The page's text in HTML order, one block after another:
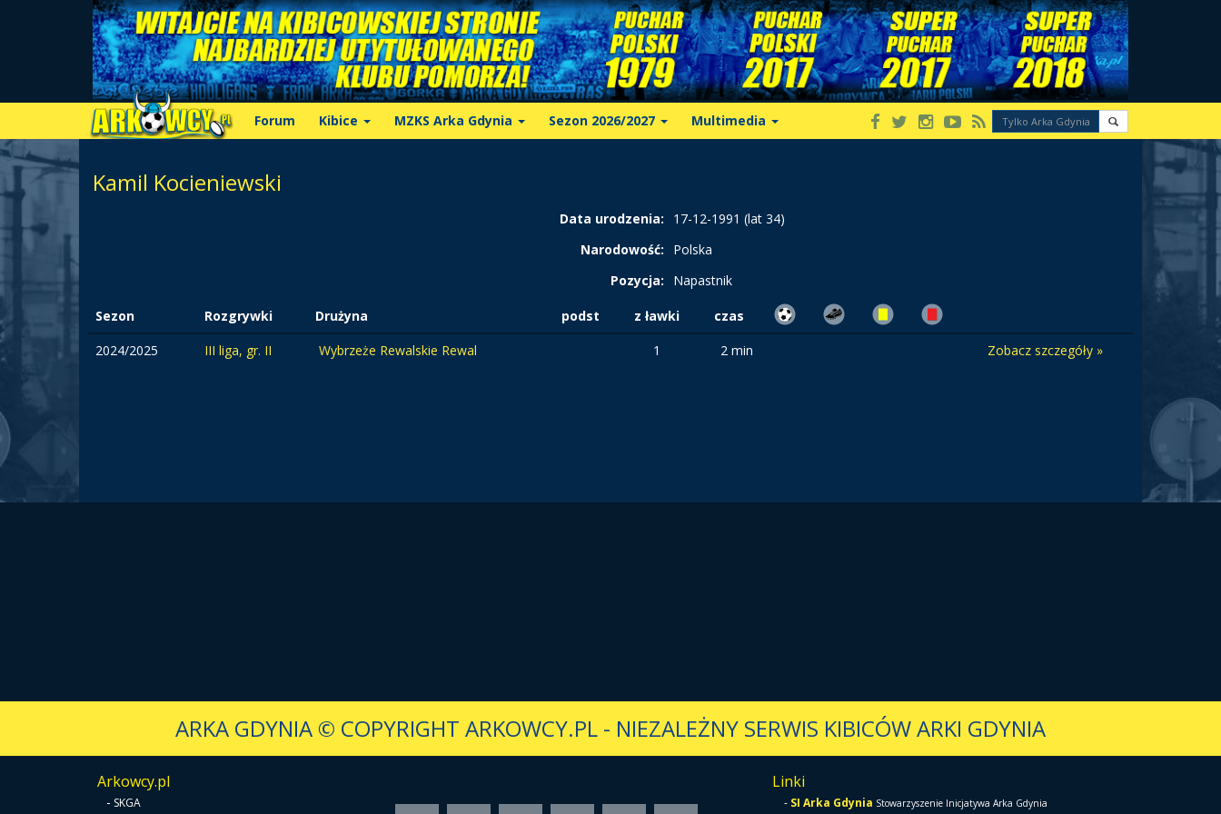
Forum Kibice MZKS Arka Gdynia Sezon 2026/2027 Multimedia
Kamil Kocieniewski
Data urodzenia:
17-12-1991 (lat 34)
Narodowość:
Polska
Pozycja:
Napastnik
Sezon Rozgrywki Drużyna podst z ławki
czas
2024/2025
III liga, gr. II Wybrzeże Rewalskie Rewal 1 2 min Zobacz szczegóły »
ARKA GDYNIA© COPYRIGHT ARKOWCY.PL - NIEZALEŻNY SERWIS KIBICÓW ARKI GDYNIA
Arkowcy.pl
- SKGA
Linki
- SI Arka Gdynia Stowarzyszenie Inicjatywa Arka Gdynia